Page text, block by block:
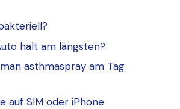
hält am längsten?
asthmaspray am Tag
auf SIM oder iPhone